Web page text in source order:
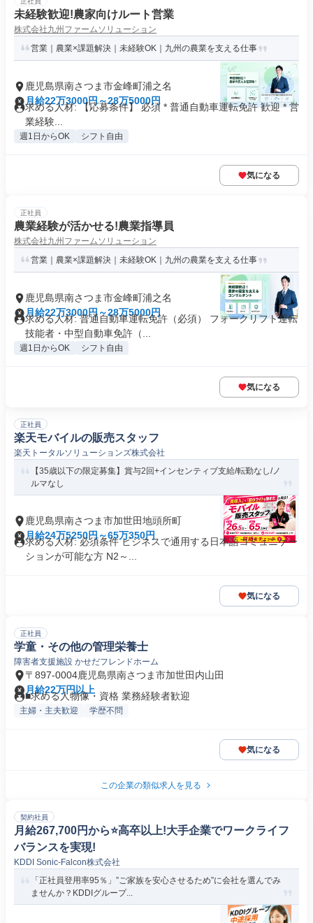
未経験歓迎!農家向けルート営業
株式会社九州ファームソリューション
営業｜農業×課題解決｜未経験OK｜九州の農業を支える仕事
鹿児島県南さつま市金峰町浦之名
月給22万3000円～28万5000円
求める人材: 【応募条件】 必須 * 普通自動車運転免許 歓迎 * 営
業経験...
週1日からOK シフト自由
気になる
正社員
農業経験が活かせる!農業指導員
株式会社九州ファームソリューション
営業｜農業×課題解決｜未経験OK｜九州の農業を支える仕事
鹿児島県南さつま市金峰町浦之名
月給22万3000円～28万5000円
求める人材: 普通自動車運転免許（必須） フォークリフト運転
技能者・中型自動車免許（...
週1日からOK シフト自由
気になる
正社員
楽天モバイルの販売スタッフ
楽天トータルソリューションズ株式会社
【35歳以下の限定募集】賞与2回+インセンティブ支給/転勤なし/ノ
ルマなし
鹿児島県南さつま市加世田地頭所町
月給24万5250円～65万350円
求める人材: 必須条件 ビジネスで通用する日本語コミュニケー
ションが可能な方 N2～...
気になる
正社員
学童・その他の管理栄養士
障害者支援施設 かせだフレンドホーム
〒897-0004鹿児島県南さつま市加世田内山田
月給22万円以上
■求める人物像・資格 業務経験者歓迎
主婦・主夫歓迎 学歴不問
気になる
この企業の類似求人を見る
契約社員
月給267,700円から⭐️高卒以上!大手企業でワークライフ
バランスを実現!
KDDI Sonic-Falcon株式会社
「正社員登用率95％」”ご家族を安心させるため”に会社を選んでみ
ませんか？KDDIグループ...